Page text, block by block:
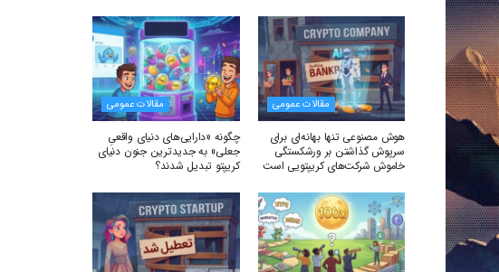
مقالات عمومی
هوش مصنوعی تنها بهانه‌ای برای
سرپوش گذاشتن بر ورشکستگی
خاموش شرکت‌های کریپتویی است
مقالات عمومی
چگونه «دارایی‌های دنیای واقعیِ
جعلی» به جدیدترین جنون دنیای
کریپتو تبدیل شدند؟